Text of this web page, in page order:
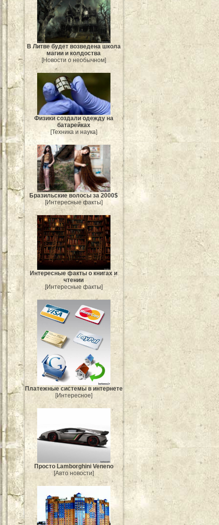
В Литве будет возведена школа
магии и колдоства
[Новости о необычном]
Физики создали одежду на
батарейках
[Техника и наука]
Бразильские волосы за 2000$
[Интересные факты]
Интересные факты о книгах и
чтении
[Интересные факты]
Платежные системы в интернете
[Интересное]
Просто Lamborghini Veneno
[Авто новости]